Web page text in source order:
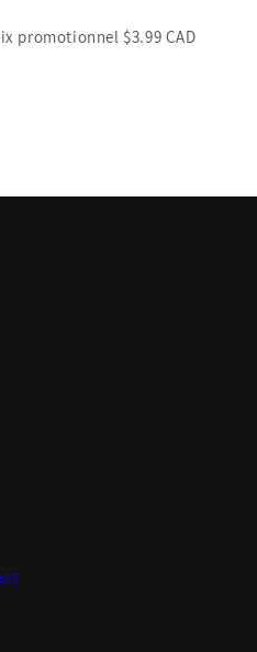
promotionnel $3.99 CAD